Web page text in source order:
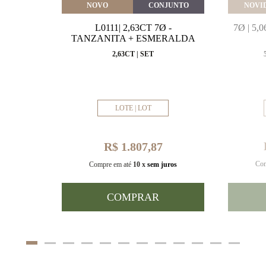
NOVO CONJUNTO
L0111| 2,63CT 7Ø -
TANZANITA + ESMERALDA
2,63CT | SET
LOTE | LOT
R$ 1.807,87
Compre em até 10 x sem juros
COMPRAR
7Ø |